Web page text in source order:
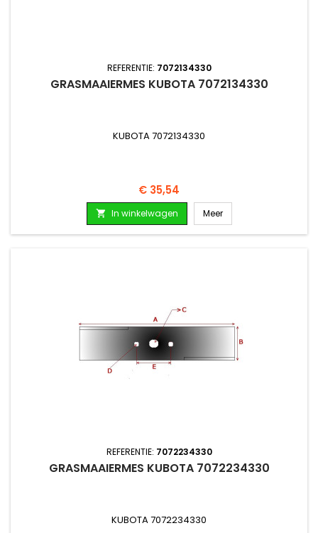
REFERENTIE: 7072134330
GRASMAAIERMES KUBOTA 7072134330
KUBOTA 7072134330
Prijs
€ 35,54
 In winkelwagen Meer
REFERENTIE: 7072234330
GRASMAAIERMES KUBOTA 7072234330
KUBOTA 7072234330